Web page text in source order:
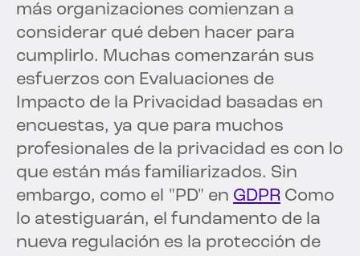
más organizaciones comienzan a
considerar qué deben hacer para
cumplirlo. Muchas comenzarán sus
esfuerzos con Evaluaciones de
Impacto de la Privacidad basadas en
encuestas, ya que para muchos
profesionales de la privacidad es con lo
que están más familiarizados. Sin
embargo, como el "PD" en GDPR Como
lo atestiguarán, el fundamento de la
nueva regulación es la protección de